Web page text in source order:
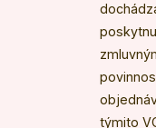
týmito